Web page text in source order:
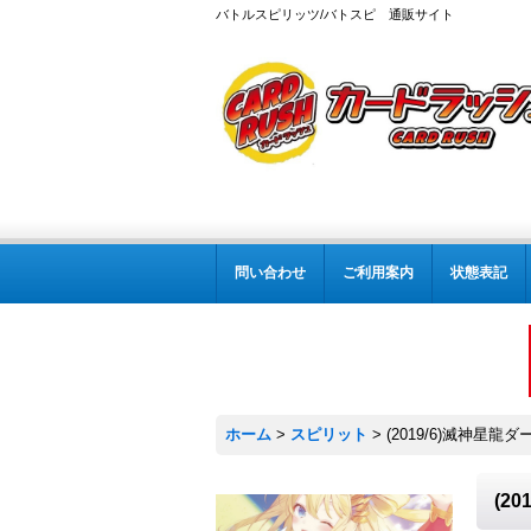
バトルスピリッツ/バトスピ 通販サイト
問い合わせ ご利用案内 状態表記
ホーム > スピリット > (2019/6)滅神星龍ダ